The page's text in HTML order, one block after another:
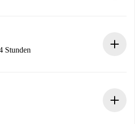
dich erst belasten, wenn der
Stunden
ablehnen muss, entstehen keine